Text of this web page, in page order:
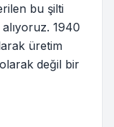
bu şilti
1940
üretim
değil bir